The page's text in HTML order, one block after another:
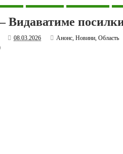
Видаватиме
08.03.2026 Анонс,Новини,Область